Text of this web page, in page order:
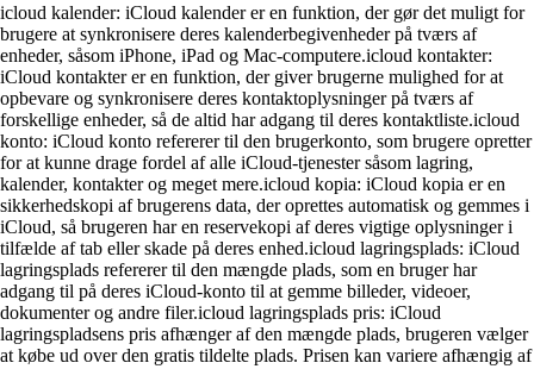
icloud kalender: iCloud kalender er en funktion, der gør det muligt for
brugere at synkronisere deres kalenderbegivenheder på tværs af
enheder, såsom iPhone, iPad og Mac-computere.icloud kontakter:
iCloud kontakter er en funktion, der giver brugerne mulighed for at
opbevare og synkronisere deres kontaktoplysninger på tværs af
forskellige enheder, så de altid har adgang til deres kontaktliste.icloud
konto: iCloud konto refererer til den brugerkonto, som brugere opretter
for at kunne drage fordel af alle iCloud-tjenester såsom lagring,
kalender, kontakter og meget mere.icloud kopia: iCloud kopia er en
sikkerhedskopi af brugerens data, der oprettes automatisk og gemmes i
iCloud, så brugeren har en reservekopi af deres vigtige oplysninger i
tilfælde af tab eller skade på deres enhed.icloud lagringsplads: iCloud
lagringsplads refererer til den mængde plads, som en bruger har
adgang til på deres iCloud-konto til at gemme billeder, videoer,
dokumenter og andre filer.icloud lagringsplads pris: iCloud
lagringspladsens pris afhænger af den mængde plads, brugeren vælger
at købe ud over den gratis tildelte plads. Prisen kan variere afhængig af